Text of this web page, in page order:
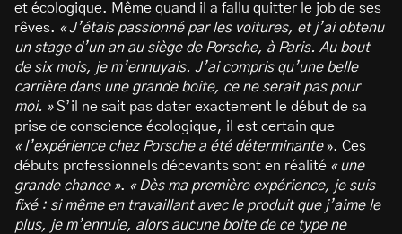
et écologique. Même quand il a fallu quitter le job de ses
rêves. « J’étais passionné par les voitures, et j’ai obtenu
un stage d’un an au siège de Porsche, à Paris. Au bout
de six mois, je m’ennuyais. J’ai compris qu’une belle
carrière dans une grande boite, ce ne serait pas pour
moi. »S’il ne sait pas dater exactement le début de sa
prise de conscience écologique, il est certain que
« l’expérience chez Porsche a été déterminante». Ces
débuts professionnels décevants sont en réalité « une
grande chance ». « Dès ma première expérience, je suis
fixé : si même en travaillant avec le produit que j’aime le
plus, je m’ennuie, alors aucune boite de ce type ne